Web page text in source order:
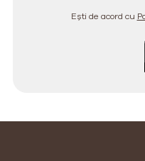
Ești de acord cu